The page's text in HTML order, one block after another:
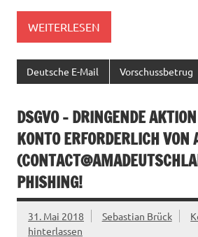
WEITERLESEN
Deutsche E-Mail Vorschussbetrug
DSGVO – DRINGENDE
KONTO ERFORDERLICH
(
PHISHING!
31. Mai 2018 Sebastian Brück
hinterlassen